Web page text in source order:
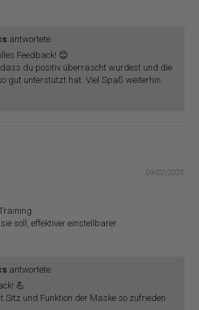
antwortete:
Feedback! 😊
du positiv überrascht wurdest und die
gut unterstützt hat. Viel Spaß weiterhin
09/02/2025
soll, effektiver einstellbarer
antwortete:
💪
Sitz und Funktion der Maske so zufrieden